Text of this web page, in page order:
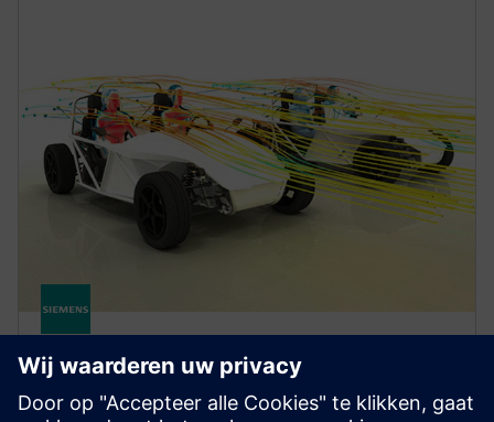
FLUIDS AND THERMAL
Simcenter STAR-CCM+ software